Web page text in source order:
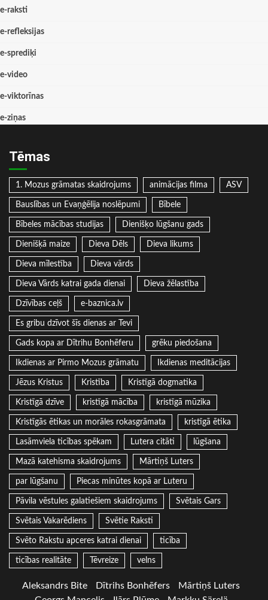
e-raksti
e-refleksijas
e-sprediķi
e-video
e-viktorīnas
e-ziņas
Tēmas
1. Mozus grāmatas skaidrojums animācijas filma ASV
Bauslības un Evaņģēlija noslēpumi Bībele
Bībeles mācības studijas Dienišķo lūgšanu gads
Dienišķā maize Dieva Dēls Dieva likums
Dieva mīlestība Dieva vārds
Dieva Vārds katrai gada dienai Dieva žēlastība
Dzīvības ceļš e-baznica.lv
Es gribu dzīvot šīs dienas ar Tevi
Gads kopa ar Dītrihu Bonhēferu grēku piedošana
Ikdienas ar Pirmo Mozus grāmatu Ikdienas meditācijas
Jēzus Kristus Kristība Kristīgā dogmatika
Kristīgā dzīve kristīgā mācība kristīgā mūzika
Kristīgās ētikas un morāles rokasgrāmata kristīgā ētika
Lasāmviela ticības spēkam Lutera citāti lūgšana
Mazā katehisma skaidrojums Mārtiņš Luters
par lūgšanu Piecas minūtes kopā ar Luteru
Pāvila vēstules galatiešiem skaidrojums Svētais Gars
Svētais Vakarēdiens Svētie Raksti
Svēto Rakstu apceres katrai dienai ticība
ticības realitāte Tēvreize velns
Aleksandrs Bite Dītrihs Bonhēfers
Mārtiņš Luters